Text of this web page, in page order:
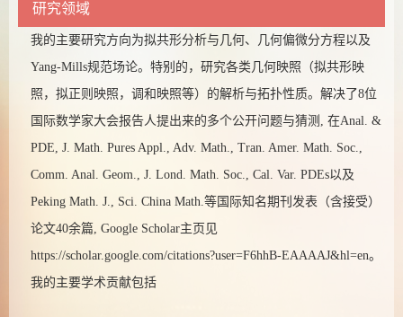
研究领域
我的主要研究方向为拟共形分析与几何、几何偏微分方程以及
Yang-Mills规范场论。特别的，研究各类几何映照（拟共形映
照，拟正则映照，调和映照等）的解析与拓扑性质。解决了8位
国际数学家大会报告人提出来的多个公开问题与猜测, 在Anal. &
PDE, J. Math. Pures Appl., Adv. Math., Tran. Amer. Math. Soc.,
Comm. Anal. Geom., J. Lond. Math. Soc., Cal. Var. PDEs以及
Peking Math. J., Sci. China Math.等国际知名期刊发表（含接受）
论文40余篇, Google Scholar主页见
https://scholar.google.com/citations?user=F6hhB-EAAAAJ&hl=en。
我的主要学术贡献包括